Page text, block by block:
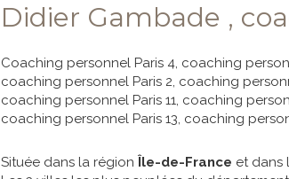
Didier Gambade ,
Coaching personnel Paris 4, coaching
coaching personnel Paris 2, coaching
coaching personnel Paris 11, coaching
coaching personnel Paris 13, coaching
Située dans la région Île-de-France et dans